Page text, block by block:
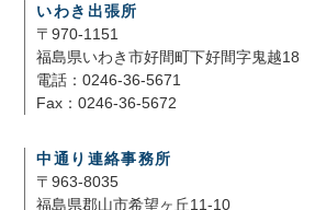
いわき出張所
〒970-1151
福島県いわき市好間町下好間字鬼越18
電話：0246-36-5671
Fax：0246-36-5672
中通り連絡事務所
〒963-8035
福島県郡山市希望ヶ丘11-10